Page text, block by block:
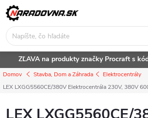
Prejsť
na
obsah
ZĽAVA na produkty značky Procraft s
Domov Stavba, Dom a Záhrada
Elektrocentrály
LEX LXGG5560CE/380V Elektrocentrála 230V, 380V